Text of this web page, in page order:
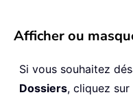
Afficher ou
Si vous souhaitez
Dossiers, cliquez sur